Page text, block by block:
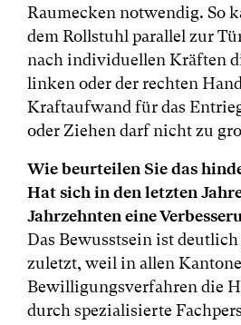
Raumecken notwendig. So
dem Rollstuhl parallel zur
nach individuellen Kräften
linken oder der rechten
Kraftaufwand für das
oder Ziehen darf nicht zu
Wie beurteilen Sie das
Hat sich in den letzten
Jahrzehnten eine
Das Bewusstsein ist
zuletzt, weil in allen
Bewilligungsverfahren die
durch spezialisierte